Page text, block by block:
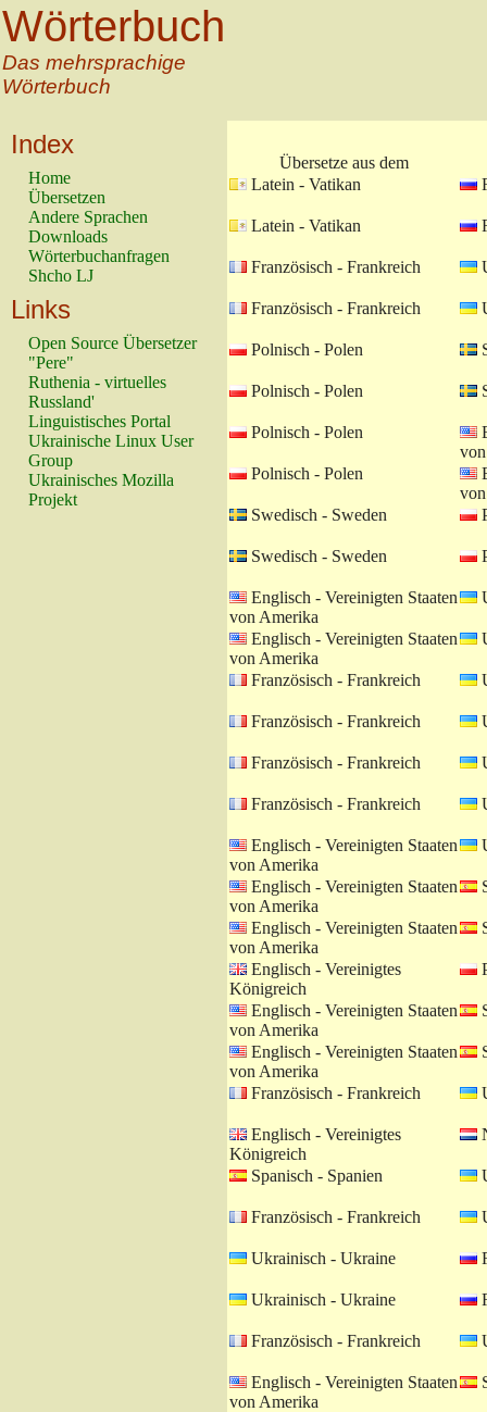
Wörterbuch
Das mehrsprachige
Wörterbuch
Index
Home
Übersetzen
Andere Sprachen
Downloads
Wörterbuchanfragen
Shcho LJ
Links
Open Source Übersetzer
"Pere"
Ruthenia - virtuelles
Russland'
Linguistisches Portal
Ukrainische Linux User
Group
Ukrainisches Mozilla
Projekt
Übersetze aus dem
Latein - Vatikan
Latein - Vatikan
Französisch - Frankreich
Französisch - Frankreich
Polnisch - Polen
Polnisch - Polen
Polnisch - Polen
Polnisch - Polen
Swedisch - Sweden
Swedisch - Sweden
Englisch - Vereinigten Staaten
von Amerika
Englisch - Vereinigten Staaten
von Amerika
Französisch - Frankreich
Französisch - Frankreich
Französisch - Frankreich
Französisch - Frankreich
Englisch - Vereinigten Staaten
von Amerika
Englisch - Vereinigten Staaten
von Amerika
Englisch - Vereinigten Staaten
von Amerika
Englisch - Vereinigtes
Königreich
Englisch - Vereinigten Staaten
von Amerika
Englisch - Vereinigten Staaten
von Amerika
Französisch - Frankreich
Englisch - Vereinigtes
Königreich
Spanisch - Spanien
Französisch - Frankreich
Ukrainisch - Ukraine
Ukrainisch - Ukraine
Französisch - Frankreich
Englisch - Vereinigten Staaten
von Amerika